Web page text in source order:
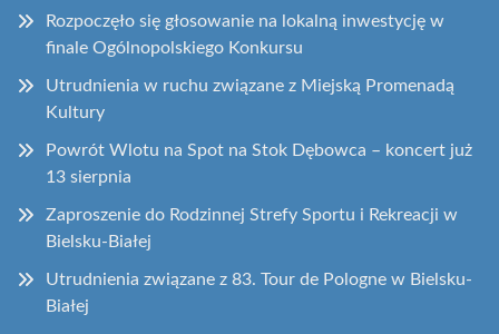
Rozpoczęło się głosowanie na lokalną inwestycję w
finale Ogólnopolskiego Konkursu
Utrudnienia w ruchu związane z Miejską Promenadą
Kultury
Powrót Wlotu na Spot na Stok Dębowca – koncert już
13 sierpnia
Zaproszenie do Rodzinnej Strefy Sportu i Rekreacji w
Bielsku-Białej
Utrudnienia związane z 83. Tour de Pologne w Bielsku-
Białej